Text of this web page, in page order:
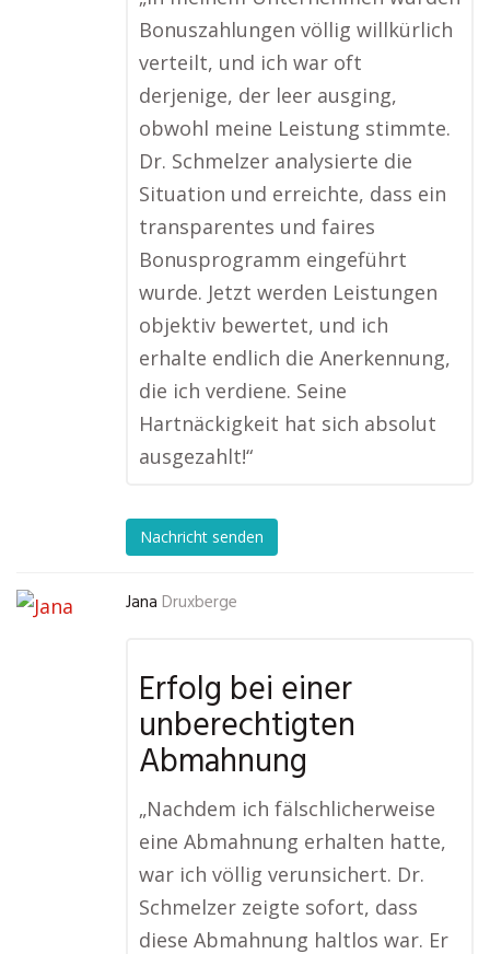
Bonuszahlungen völlig willkürlich
verteilt, und ich war oft
derjenige, der leer ausging,
obwohl meine Leistung stimmte.
Dr. Schmelzer analysierte die
Situation und erreichte, dass ein
transparentes und faires
Bonusprogramm eingeführt
wurde. Jetzt werden Leistungen
objektiv bewertet, und ich
erhalte endlich die Anerkennung,
die ich verdiene. Seine
Hartnäckigkeit hat sich absolut
ausgezahlt!“
Nachricht senden
Jana Druxberge
Erfolg bei einer
unberechtigten
Abmahnung
„Nachdem ich fälschlicherweise
eine Abmahnung erhalten hatte,
war ich völlig verunsichert. Dr.
Schmelzer zeigte sofort, dass
diese Abmahnung haltlos war. Er